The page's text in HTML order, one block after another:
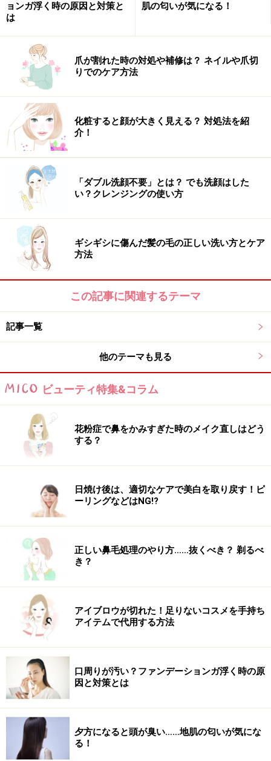
自分のことしか、考えてない人もいます。
でも、そういう人、というのは、年齢を重ねるごとに、
顔や表情、オーラに現れてくるもの。それはそれで、個
性としての魅力となるのです。
どんな風な人生を、そして、自分の顔をつくっていこう
か？
それは、すべて自分自身の中に答えがあり、そして、蓄
積がでてくる。
「育む」ということを怠れば、そんな風なオーラをまと
うことになる。
よく、「若いうちの苦労は買ってでもしろ」と、耳にす
ることも多いと思うけれど、正直いっちゃうと、苦労を
買うならヴィトンを買いたい。
でもね、希望や夢を持って突き進むと、壁がどっかー
いう意味であればそれを乗り越えるのは案外楽しかった
りもするもの。
買ってでも苦労したい、と思ったら、それは、まだ、や
りたいこととかが見つかってない、ということなんだと
の女性にとってはマイナスだわ～。
それよりも、後悔なく、明日に向かって、育んでいる
か？
そっちのほうが、よっぽど女性にとって大事なことなん
じゃないのかな？
というわけで、今回は「育む」をキーワードに
スキンケア商品のご紹介。
ボーテ ド コーセー モイスチュア エンゲージ ア
イマスク 6枚入り ￥4500（税抜）（12月1日発売）
／コーセー
ョンガ浮く時の原因と対策と
は
肌の匂いが気になる！
爪が割れた時の対処や補修は？ ネイルや爪切
りでのケア方法
化粧すると顔が大きく見える？ 対処法を紹
介！
「ダブル洗顔不要」とは？ でも洗顔はした
い？クレンジングの使い方
ギシギシに傷んだ髪の毛の正しい洗い方とケア
方法
この記事に関連するテーマ
記事一覧
他のテーマも見る
ビューティ特集&コラム
花粉症で鼻をかみすぎた時のメイク直しはどう
する？
日焼け後は、適切なケアで美白を取り戻す！ピ
ーリングなどはNG!?
正しい鼻毛処理のやり方……抜くべき？ 剃るべ
き？
アイブロウが切れた！足りないコスメを手持ち
アイテムで代用する方法
口周りが汚い？ファンデーションガ浮く時の原
因と対策とは
夕方になると頭が臭い……地肌の匂いが気にな
る！